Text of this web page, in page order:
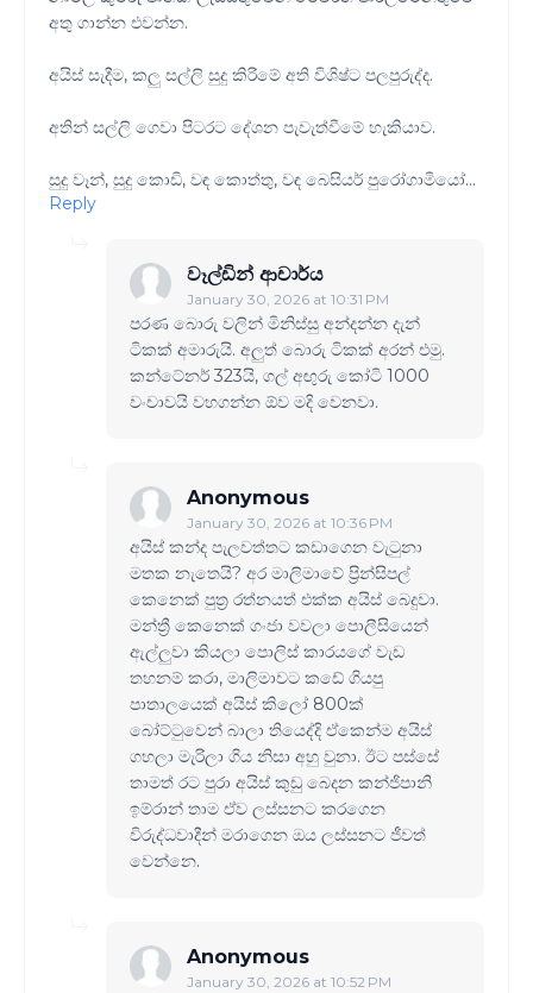
අතු ගාන්න එවන්න.
අයිස් සැදීම, කලු සල්ලි සුදු කිරිමේ අති විශිෂ්ට පලපුරුද්ද.
අතින් සල්ලි ගෙවා පිටරට දේශන පැවැත්වීමේ හැකියාව.
සුදු වෑන්, සුදු කොඩි, වඳ කොත්තු, වඳ බෙසියර් පුරෝගාමියෝ...
Reply
වෑල්ඩින් ආචාර්ය
January 30, 2026 at 10:31 PM
පරණ බොරු වලින් මිනිස්සු අන්දන්න දැන්
ටිකක් අමාරුයි. අලුත් බොරු ටිකක් අරන් එමු.
කන්ටේනර් 323යි, ගල් අඟුරු කෝටි 1000
වංචාවයි වහගන්න ඕව මදි වෙනවා.
Anonymous
January 30, 2026 at 10:36 PM
අයිස් කන්ද පැලවත්තට කඩාගෙන වැ‍ටුනා
මතක නැතෙයි? අර මාලිමාවේ ප්‍රින්සිපල්
කෙනෙක් පුත්‍ර රත්නයත් එක්ක අයිස් බෙදුවා.
මන්ත්‍රී කෙනෙක් ගංජා වවලා පොලීසියෙන්
ඇල්ලුවා කියලා පොලිස් කාරයගේ වැඩ
තහනම් කරා, මාලිමාවට කඩේ ගියපු
පාතාලයෙක් අයිස් කිලෝ 800ක්
බෝට්‍ටුවෙන් බාලා තියෙද්දි ඒකෙන්ම අයිස්
ගහලා මැරිලා ගිය නිසා අහු වුනා. ඊට පස්සේ
තාමත් රට පුරා අයිස් කුඩු බෙදන කන්ජිපානි
ඉම්රාන් තාම ඒව ලස්සනට කරගෙන
විරුද්ධවාදීන් මරාගෙන ඔය ලස්සනට ජීවත්
වෙන්නෙ.
Anonymous
January 30, 2026 at 10:52 PM